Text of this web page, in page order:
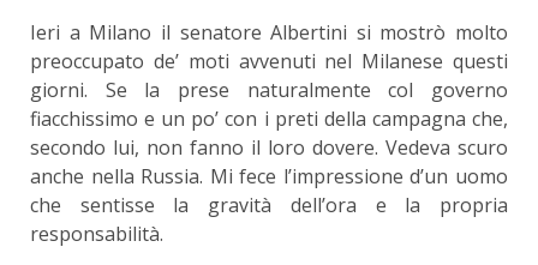
Ieri a Milano il senatore Albertini si mostrò molto
preoccupato de’ moti avvenuti nel Milanese questi
giorni. Se la prese naturalmente col governo
fiacchissimo e un po’ con i preti della campagna che,
secondo lui, non fanno il loro dovere. Vedeva scuro
anche nella Russia. Mi fece l’impressione d’un uomo
che sentisse la gravità dell’ora e la propria
responsabilità.